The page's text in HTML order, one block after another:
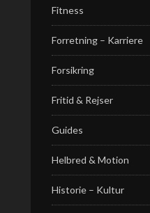
Fitness
Forretning – Karriere
Forsikring
Fritid & Rejser
Guides
Helbred & Motion
Historie – Kultur